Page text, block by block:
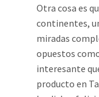
Otra cosa es
continentes,
miradas
opuestos
interesante
producto en